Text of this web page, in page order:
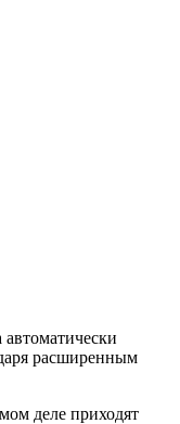
расширенным
деле приходят